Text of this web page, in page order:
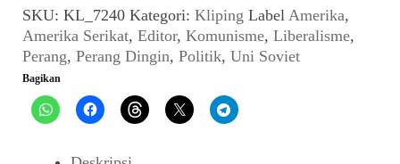
Timur
(Editor_No.
40,
10
Juni
1989)
SKU:KL_7240 Kategori:Kliping LabelAmerika,
Amerika Serikat,Editor,Komunisme,Liberalisme,
Perang,Perang Dingin,Politik,Uni Soviet
Bagikan